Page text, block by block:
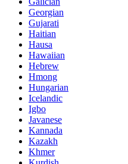
Georgian
Gujarati
Haitian
Hausa
Hawaiian
Hebrew
Hmong
Hungarian
Icelandic
Igbo
Javanese
Kannada
Kazakh
Khmer